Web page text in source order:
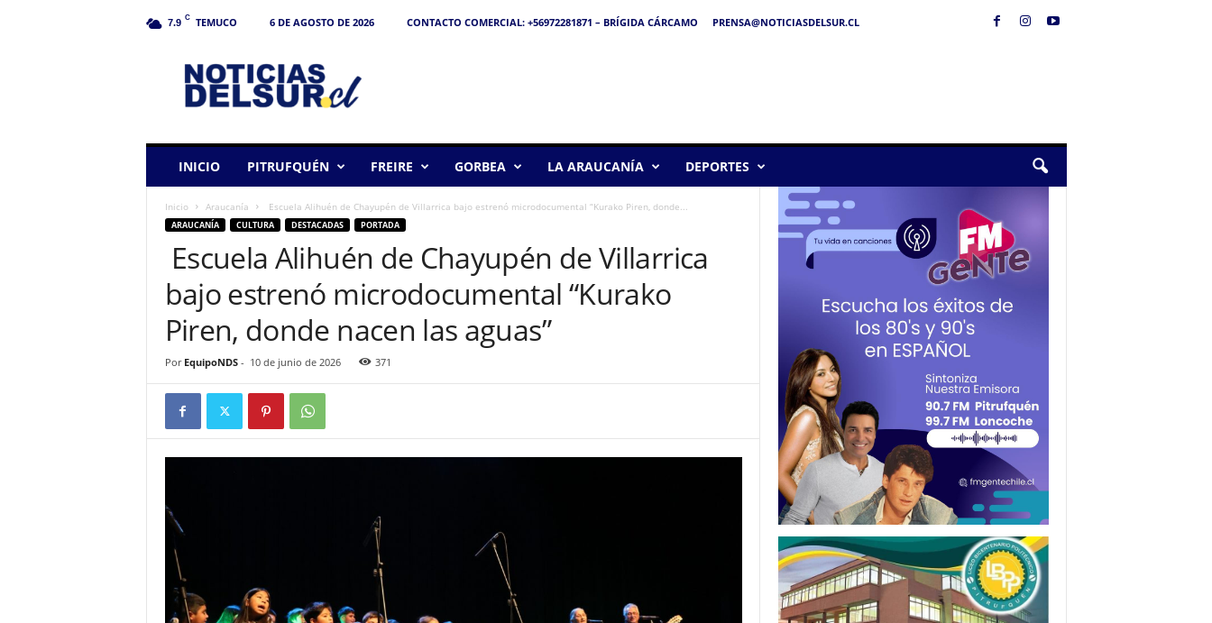
7.9 C TEMUCO 6 DE AGOSTO DE 2026 CONTACTO COMERCIAL: +56972281871 – BRÍGIDA CÁRCAMO
PRENSA@NOTICIASDELSUR.CL
INICIO PITRUFQUÉN FREIRE GORBEA LA ARAUCANÍA DEPORTES
Inicio Araucanía Escuela Alihuén de Chayupén de Villarrica bajo estrenó microdocumental “Kurako Piren, donde...
ARAUCANÍA CULTURA DESTACADAS PORTADA
Escuela Alihuén de Chayupén de Villarrica
bajo estrenó microdocumental “Kurako
Piren, donde nacen las aguas”
Por EquipoNDS- 10 de junio de 2026 371